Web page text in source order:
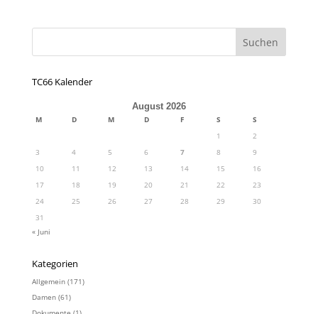
TC66 Kalender
August 2026
M D M D F S
S
1
2
3
4 5 6 7 8
9
10
11 12 13 14 15
16
17
18 19 20 21 22
23
24
25 26 27 28 29
30
31
« Juni
Kategorien
Allgemein(171)
Damen(61)